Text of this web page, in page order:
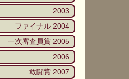
2003
ファイナル 2004
一次審査員賞 2005
2006
敢闘賞 2007